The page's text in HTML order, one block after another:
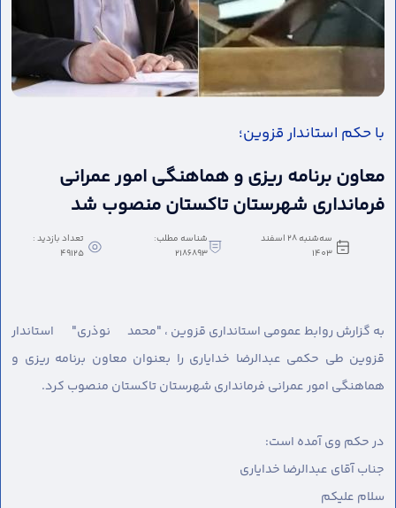
با حکم استاندار قزوین؛
معاون برنامه ریزی و هماهنگی امور عمرانی
فرمانداری شهرستان تاکستان منصوب شد
سه‌شنبه 28 اسفند
1403
شناسه مطلب:
2186893
تعداد بازدید :
49125
به گزارش روابط عمومی استانداری قزوین ، "محمد نوذری" استاندار
قزوین طی حکمی عبدالرضا خدایاری را بعنوان معاون برنامه ریزی و
هماهنگی امور عمرانی فرمانداری شهرستان تاکستان منصوب کرد.
در حکم وی آمده است:
جناب آقای عبدالرضا خدایاری
سلام عليكم